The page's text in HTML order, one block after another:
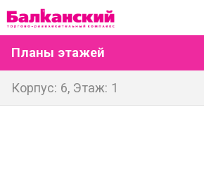
Планы этажей
Корпус: 6, Этаж: 1